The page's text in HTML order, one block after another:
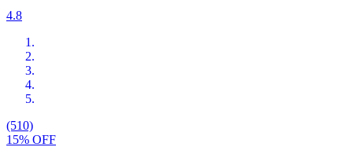
4.8
(510)
15% OFF